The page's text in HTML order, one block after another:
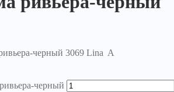
черный 3069 Lina A
черный